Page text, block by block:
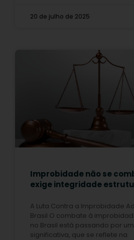
20 de julho de 2025
Improbidade não se
exige integridade
A Luta Contra a Improbidade
Brasil O combate à
no Brasil está passando por
significativa, que se reflete na